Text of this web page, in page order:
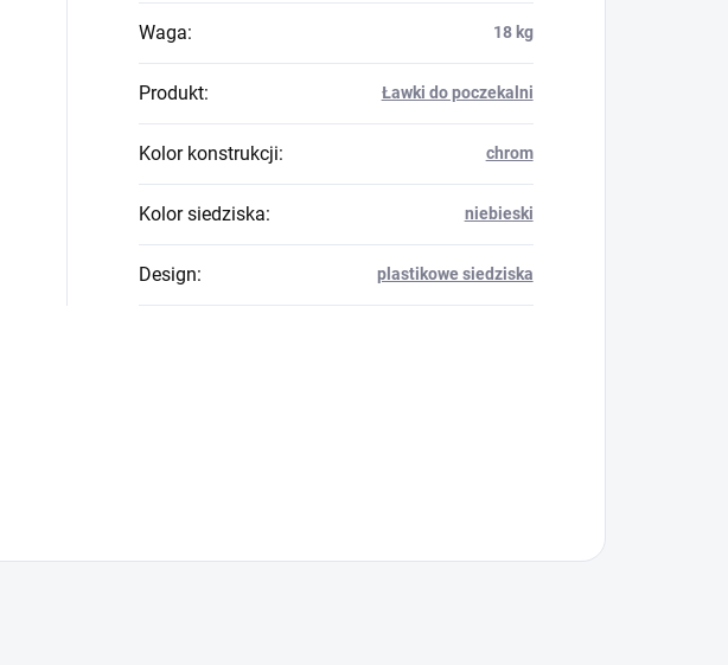
Waga: 18 kg
Produkt: Ławki do poczekalni
Kolor konstrukcji: chrom
Kolor siedziska: niebieski
Design: plastikowe siedziska